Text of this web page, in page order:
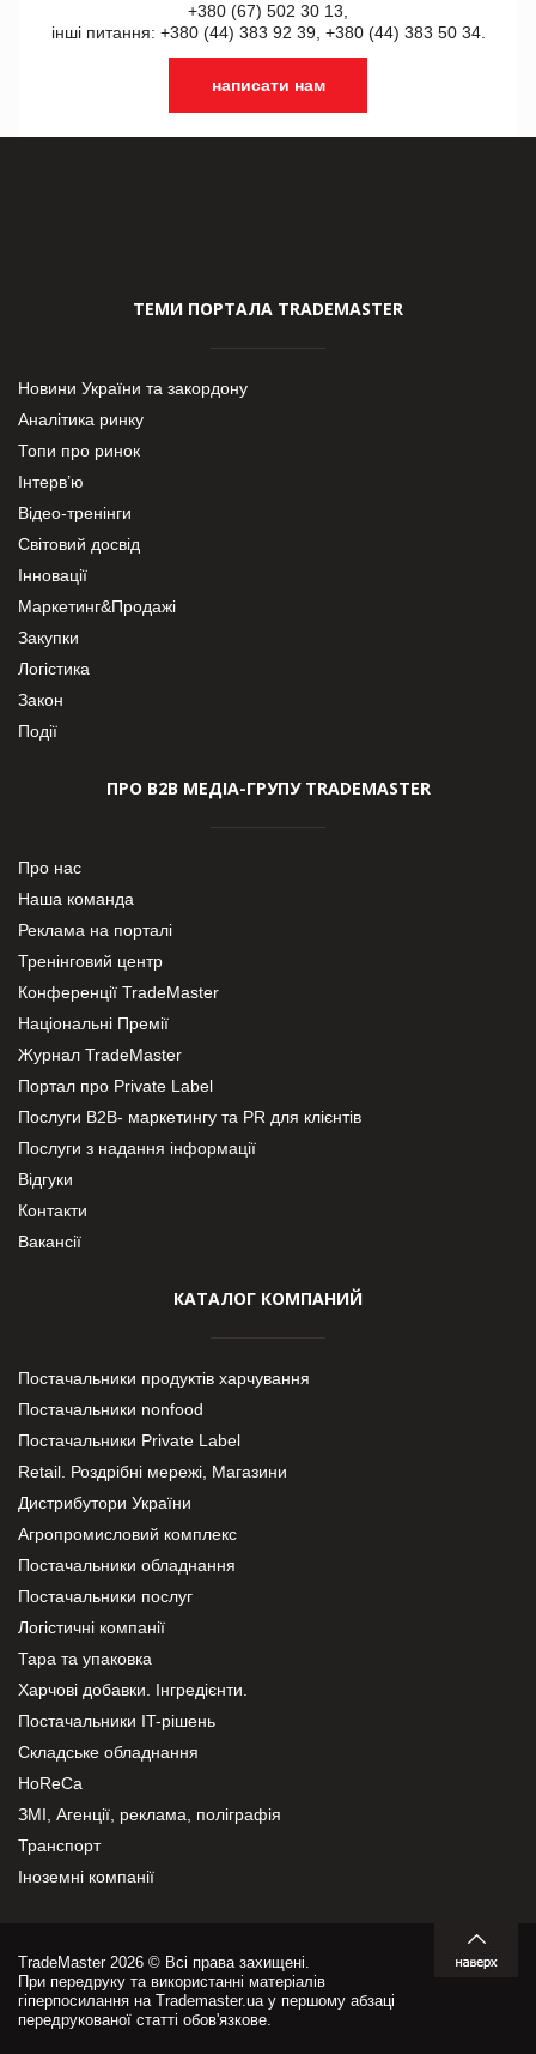
+380 (67) 502 30 13,
інші питання: +380 (44) 383 92 39, +380 (44) 383 50 34.
написати нам
ТЕМИ ПОРТАЛА TRADEMASTER
Новини України та закордону
Аналітика ринку
Топи про ринок
Інтерв’ю
Відео-тренінги
Світовий досвід
Інновації
Маркетинг&Продажі
Закупки
Логістика
Закон
Події
ПРО В2В МЕДІА-ГРУПУ TRADEMASTER
Про нас
Наша команда
Реклама на порталі
Тренінговий центр
Конференції TradeMaster
Національні Премії
Журнал TradeMaster
Портал про Private Label
Послуги В2В- маркетингу та PR для клієнтів
Послуги з надання інформації
Відгуки
Контакти
Вакансії
КАТАЛОГ КОМПАНИЙ
Постачальники продуктів харчування
Постачальники nonfood
Постачальники Private Label
Retail. Роздрібні мережі, Магазини
Дистрибутори України
Агропромисловий комплекс
Постачальники обладнання
Постачальники послуг
Логістичні компанії
Тара та упаковка
Харчові добавки. Інгредієнти.
Постачальники IT-рішень
Складське обладнання
HoReCa
ЗМІ, Агенції, реклама, поліграфія
Транспорт
Іноземні компанії
TradeMaster 2026 © Всі права захищені.
При передруку та використанні матеріалів
гіперпосилання на Trademaster.ua у першому абзаці
передрукованої статті обов'язкове.